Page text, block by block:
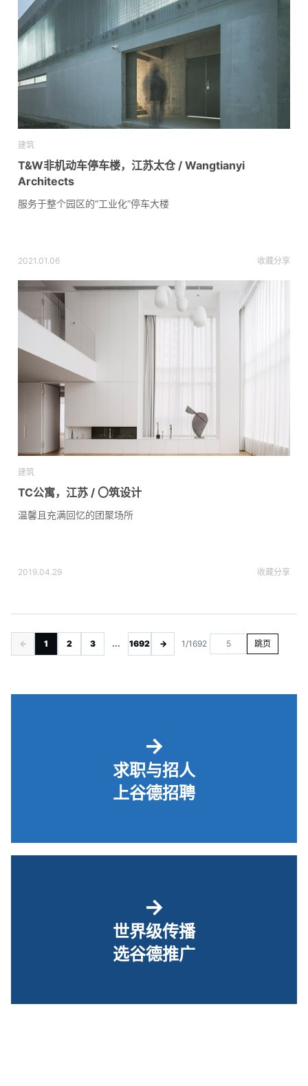
建筑
T&W非机动车停车楼，江苏太仓 / Wangtianyi
Architects
服务于整个园区的“工业化”停车大楼
2021.01.06 收藏分享
建筑
TC公寓，江苏 / 〇筑设计
温馨且充满回忆的团聚场所
2019.04.29 收藏分享
← 1 2 3 ... 1692 → 1/1692 跳页
→
求职与招人
上谷德招聘
→
世界级传播
选谷德推广